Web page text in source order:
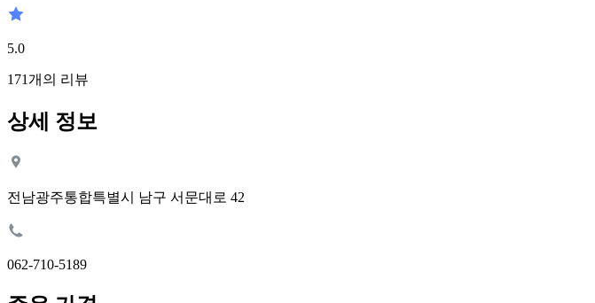
5.0
171개의 리뷰
상세 정보
전남광주통합특별시 남구 서문대로 42
062-710-5189